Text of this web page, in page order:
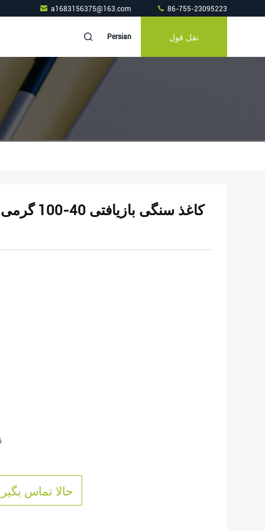
a1683156375@163.com 86-755-23095223
Persian نقل قول
کاغذ
حالا تماس